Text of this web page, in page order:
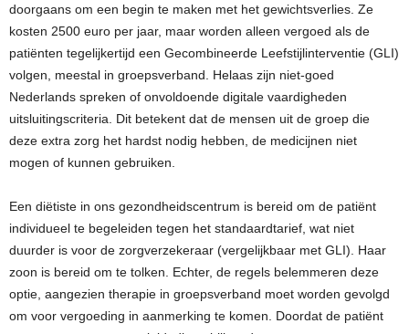
doorgaans om een begin te maken met het gewichtsverlies. Ze
kosten 2500 euro per jaar, maar worden alleen vergoed als de
patiënten tegelijkertijd een Gecombineerde Leefstijlinterventie (GLI)
volgen, meestal in groepsverband. Helaas zijn niet-goed
Nederlands spreken of onvoldoende digitale vaardigheden
uitsluitingscriteria. Dit betekent dat de mensen uit de groep die
deze extra zorg het hardst nodig hebben, de medicijnen niet
mogen of kunnen gebruiken.
Een diëtiste in ons gezondheidscentrum is bereid om de patiënt
individueel te begeleiden tegen het standaardtarief, wat niet
duurder is voor de zorgverzekeraar (vergelijkbaar met GLI). Haar
zoon is bereid om te tolken. Echter, de regels belemmeren deze
optie, aangezien therapie in groepsverband moet worden gevolgd
om voor vergoeding in aanmerking te komen. Doordat de patiënt